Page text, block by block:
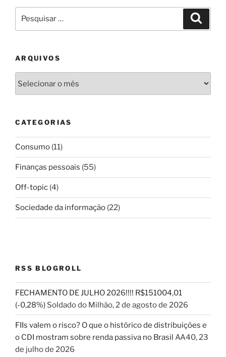
por:
ARQUIVOS
CATEGORIAS
Consumo (11)
Finanças pessoais (55)
Off-topic (4)
Sociedade da informação (22)
RSS BLOGROLL
FECHAMENTO DE JULHO 2026!!!! R$151004,01
(-0,28%) Soldado do Milhão,2 de agosto de 2026
FIIs valem o risco? O que o histórico de distribuições e
o CDI mostram sobre renda passiva no Brasil AA40,23
de julho de 2026